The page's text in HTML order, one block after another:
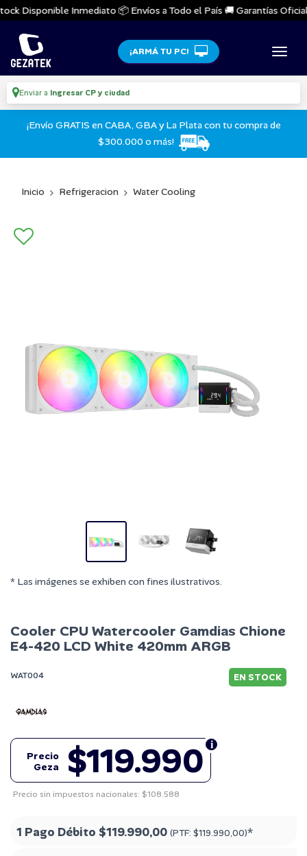
Disponible Inmediato 📦 Envíos a Todo el País 🚚 Garantías
¡ARMÁ TU PC!
Enviar a Ingresar CP y ciudad
¡Envío GRATIS en CABA, GBA y La Plata con tu compra de
$300.000 o más!
Inicio Refrigeracion Water Cooling
* Las imágenes se exhiben con fines ilustrativos.
Cooler CPU Watercooler Gamdias Chione
E4-420 LCD White 420mm ARGB
WAT004 EN STOCK
$119.990
Precio
Geza
Precio sin impuestos nacionales: $108.588
1 Pago Débito $119.990,00 (PTF: $119.990,00)*